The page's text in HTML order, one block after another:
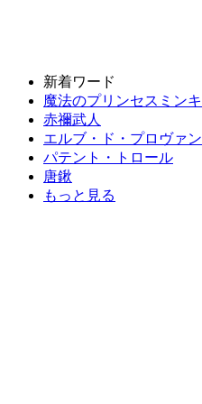
新着ワード
魔法のプリンセスミン
赤禰武人
エルブ・ド・プロヴァ
パテント・トロール
唐鍬
もっと見る